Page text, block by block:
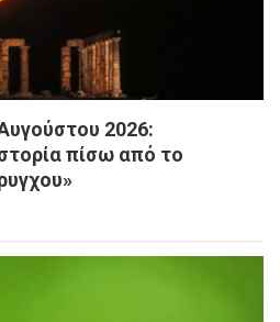
2026:
πίσω από το